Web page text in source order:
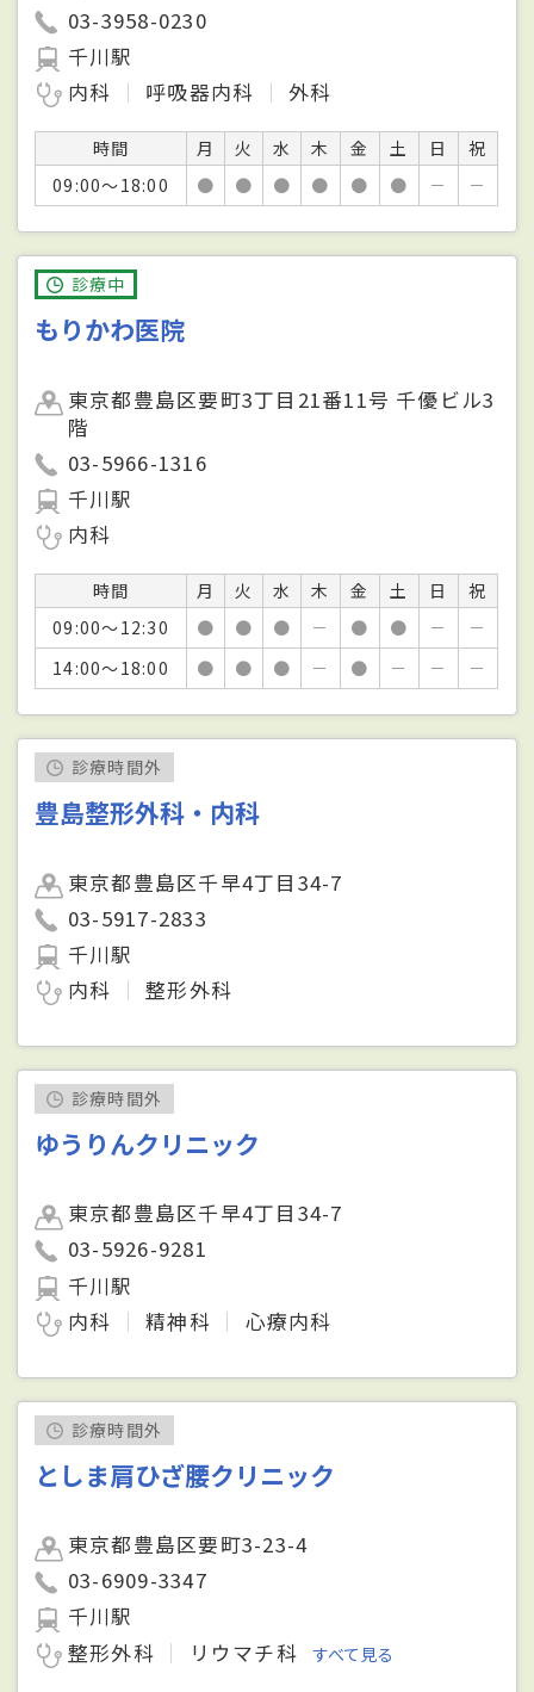
03-3958-0230
千川駅
内科
呼吸器内科 外科
時間 月 火 水 木 金 土 日
祝
09:00～18:00
● ● ● ● ● ● － －
診療中
もりかわ医院
東京都豊島区要町3丁目21番11号 千優ビル3
階
03-5966-1316
千川駅
内科
時間 月 火 水 木 金 土 日
祝
09:00～12:30
● ● ● － ● ● －
－
14:00～18:00
● ● ● － ● － － －
診療時間外
豊島整形外科・内科
東京都豊島区千早4丁目34-7
03-5917-2833
千川駅
内科
整形外科
診療時間外
ゆうりんクリニック
東京都豊島区千早4丁目34-7
03-5926-9281
千川駅
内科
精神科 心療内科
診療時間外
としま肩ひざ腰クリニック
東京都豊島区要町3-23-4
03-6909-3347
千川駅
整形外科
リウマチ科 すべて見る